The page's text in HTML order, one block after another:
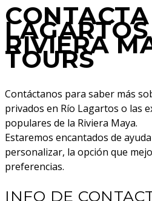
LAGARTOS
RIVIERA
TOURS
Contáctanos para saber más
privados en Río Lagartos o las
populares de la Riviera Maya.
Estaremos encantados de
personalizar, la opción que
preferencias.
INFO DE